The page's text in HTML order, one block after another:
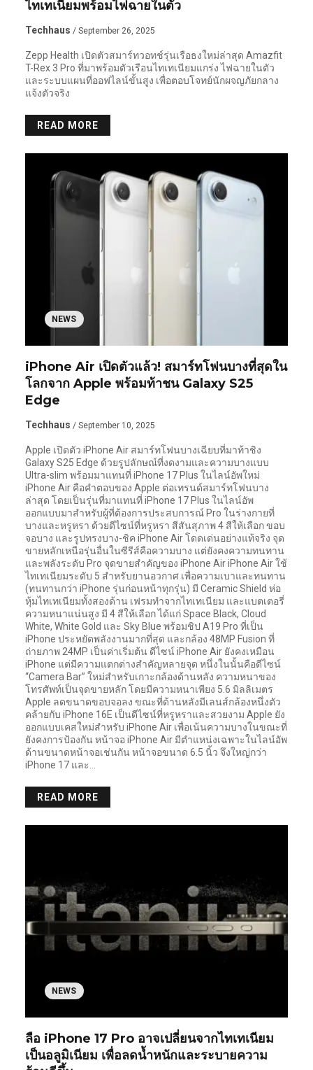
ไทเทเนียมพร้อมไฟฉายในตัว
Techhaus / September 26, 2025
Zepp Health เปิดตัวสมาร์ทวอทช์รุ่นเรือธงใหม่ล่าสุด Amazfit
T-Rex 3 Pro ที่มาพร้อมตัวเรือนไทเทเนียมแกร่ง ไฟฉายในตัว
และระบบแผนที่ออฟไลน์ขั้นสูง เพื่อตอบโจทย์นักผจญภัยกลาง
แจ้งตัวจริง
READ MORE
NEWS
iPhone Air เปิดตัวแล้ว! สมาร์ทโฟนบางที่สุดใน
โลกจาก Apple พร้อมท้าชน Galaxy S25
Edge
Techhaus / September 10, 2025
Apple เปิดตัว iPhone Air สมาร์ทโฟนบางเฉียบที่มาท้าชิง
Galaxy S25 Edge ด้วยรูปลักษณ์ที่งดงามและความบางแบบ
Ultra-slim พร้อมมาแทนที่ iPhone 17 Plus ในไลน์อัพใหม่
iPhone Air คือคำตอบของ Apple ต่อเทรนด์สมาร์ทโฟนบาง
ล่าสุด โดยเป็นรุ่นที่มาแทนที่ iPhone 17 Plus ในไลน์อัพ
ออกแบบมาสำหรับผู้ที่ต้องการประสบการณ์ Pro ในร่างกายที่
บางและหรูหรา ด้วยดีไซน์ที่หรูหรา สีสันสุภาพ 4 สีให้เลือก ขอบ
จอบาง และรูปทรงบาง-ชิค iPhone Air โดดเด่นอย่างแท้จริง จุด
ขายหลักเหนือรุ่นอื่นในซีรีส์คือความบาง แต่ยังคงความทนทาน
และพลังระดับ Pro จุดขายสำคัญของ iPhone Air iPhone Air ใช้
ไทเทเนียมระดับ 5 สำหรับยานอวกาศ เพื่อความเบาและทนทาน
(ทนทานกว่า iPhone รุ่นก่อนหน้าทุกรุ่น) มี Ceramic Shield ห่อ
หุ้มไทเทเนียมทั้งสองด้าน เฟรมทำจากไทเทเนียม และแบตเตอรี่
ความหนาแน่นสูง มี 4 สีให้เลือก ได้แก่ Space Black, Cloud
White, White Gold และ Sky Blue พร้อมชิป A19 Pro ที่เป็น
iPhone ประหยัดพลังงานมากที่สุด และกล้อง 48MP Fusion ที่
ถ่ายภาพ 24MP เป็นค่าเริ่มต้น ดีไซน์ iPhone Air ยังคงเหมือน
iPhone แต่มีความแตกต่างสำคัญหลายจุด หนึ่งในนั้นคือดีไซน์
“Camera Bar” ใหม่สำหรับเกาะกล้องด้านหลัง ความหนาของ
โทรศัพท์เป็นจุดขายหลัก โดยมีความหนาเพียง 5.6 มิลลิเมตร
Apple ลดขนาดขอบจอลง ขณะที่ด้านหลังมีเลนส์กล้องหนึ่งตัว
คล้ายกับ iPhone 16E เป็นดีไซน์ที่หรูหราและสวยงาม Apple ยัง
ออกแบบเคสใหม่สำหรับ iPhone Air เพื่อเน้นความบางในขณะที่
ยังคงการป้องกัน หน้าจอ iPhone Air มีตำแหน่งเฉพาะในไลน์อัพ
ด้านขนาดหน้าจอเช่นกัน หน้าจอขนาด 6.5 นิ้ว จึงใหญ่กว่า
iPhone 17 และ…
READ MORE
NEWS
ลือ iPhone 17 Pro อาจเปลี่ยนจากไทเทเนียม
เป็นอลูมิเนียม เพื่อลดน้ำหนักและระบายความ